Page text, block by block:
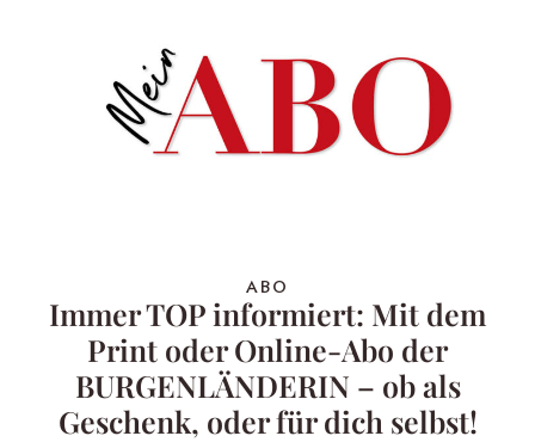
ABO
Immer TOP informiert: Mit dem
Print oder Online-Abo der
BURGENLÄNDERIN – ob als
Geschenk, oder für dich selbst!